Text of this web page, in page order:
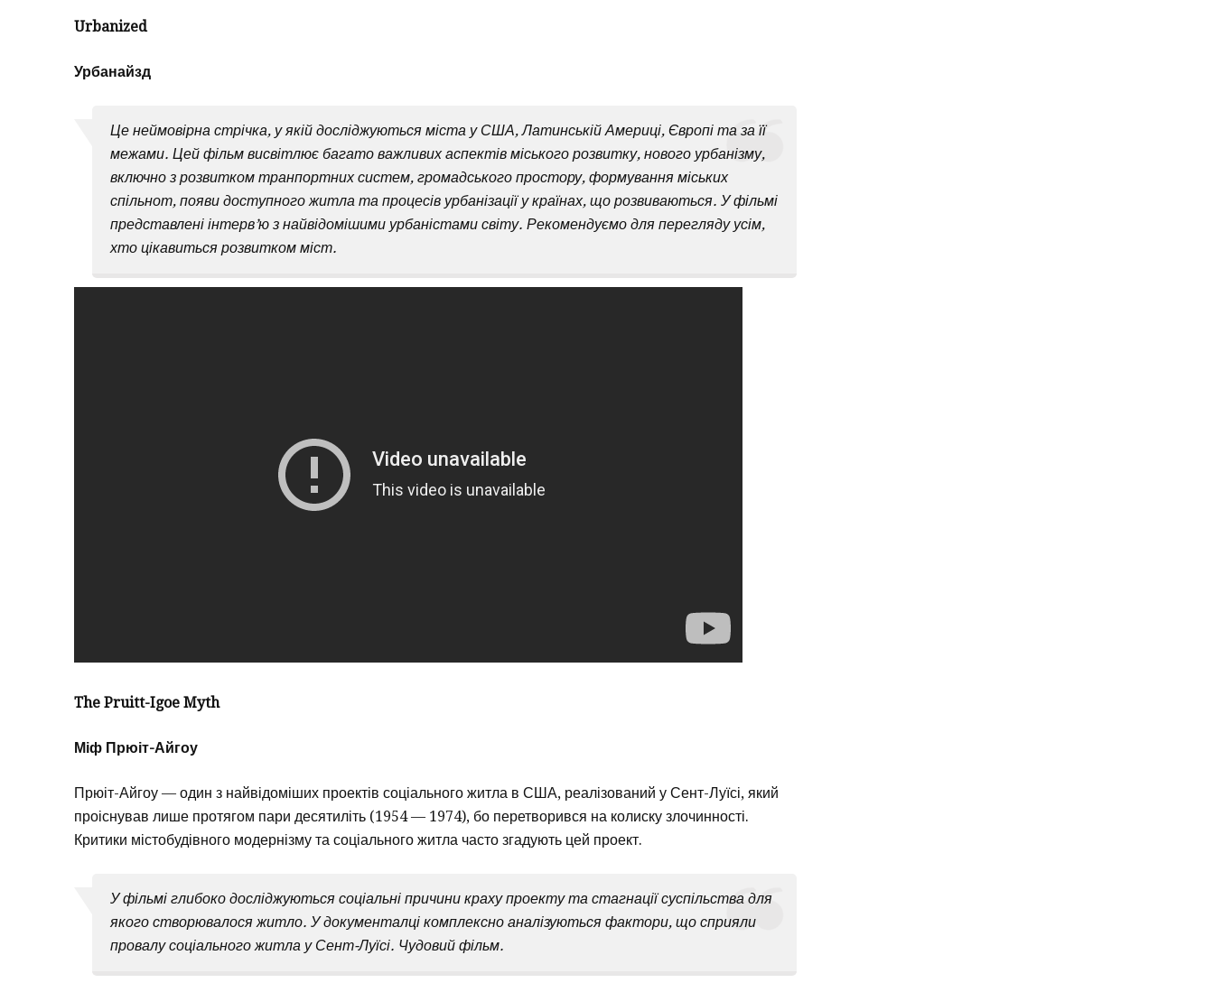
Urbanized
Урбанайзд
Це неймовірна стрічка, у якій досліджуються міста у США, Латинській Америці, Європі та за її
межами. Цей фільм висвітлює багато важливих аспектів міського розвитку, нового урбанізму,
включно з розвитком транпортних систем, громадського простору, формування міських
спільнот, появи доступного житла та процесів урбанізації у країнах, що розвиваються. У фільмі
представлені інтерв’ю з найвідомішими урбаністами світу. Рекомендуємо для перегляду усім,
хто цікавиться розвитком міст.
The Pruitt-Igoe Myth
Міф Прюіт-Айгоу
Прюіт-Айгоу — один з найвідоміших проектів соціального житла в США, реалізований у Сент-Луїсі, який
проіснував лише протягом пари десятиліть (1954 — 1974), бо перетворився на колиску злочинності.
Критики містобудівного модернізму та соціального житла часто згадують цей проект.
У фільмі глибоко досліджуються соціальні причини краху проекту та стагнації суспільства для
якого створювалося житло. У документалці комплексно аналізуються фактори, що сприяли
провалу соціального житла у Сент-Луїсі. Чудовий фільм.